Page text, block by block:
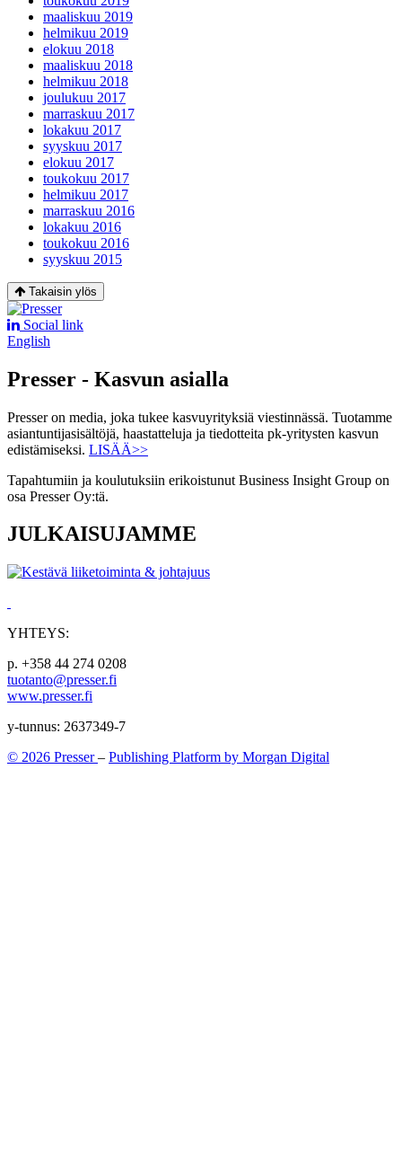
maaliskuu 2019
helmikuu 2019
elokuu 2018
maaliskuu 2018
helmikuu 2018
joulukuu 2017
marraskuu 2017
lokakuu 2017
syyskuu 2017
elokuu 2017
toukokuu 2017
helmikuu 2017
marraskuu 2016
lokakuu 2016
toukokuu 2016
syyskuu 2015
Takaisin ylös
Social link
English
Presser - Kasvun asialla
Presser on media, joka tukee kasvuyrityksiä viestinnässä. Tuotamme
asiantuntijasisältöjä, haastatteluja ja tiedotteita pk-yritysten kasvun
edistämiseksi. LISÄÄ>>
Tapahtumiin ja koulutuksiin erikoistunut Business Insight Group on
osa Presser Oy:tä.
JULKAISUJAMME
YHTEYS:
p. +358 44 274 0208
tuotanto@presser.fi
www.presser.fi
y-tunnus: 2637349-7
© 2026 Presser– Publishing Platform by Morgan Digital